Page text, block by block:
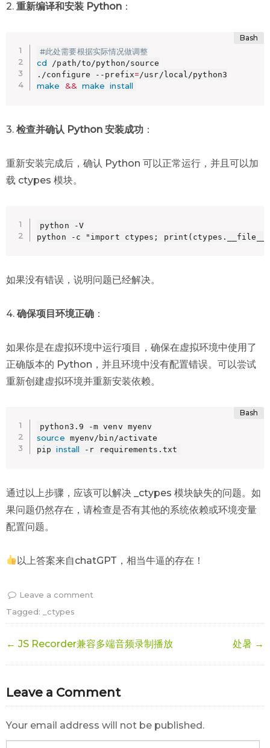
2. 重新编译和安装 Python ：
#此处需要根据实际情况做调整
cd /path/to/python/source
./configure --prefix=
make && make install
3. 检查并确认 Python 安装成功 ：
重新安装完成后，确认 Python 可以正常运行，并且可以加
载 ctypes 模块。
python -V
python -c "import ctypes;
如果没有错误，说明问题已经解决。
4. 确保项目环境正确 ：
如果你是在虚拟环境中运行项目，确保在虚拟环境中使用了
正确版本的 Python，并且环境中没有配置错误。可以尝试
重新创建虚拟环境并重新安装依赖。
source myenv/bin/activate
pip install -r requirements.txt
通过以上步骤，应该可以解决 _ctypes 模块缺失的问题。如
果问题仍然存在，请检查是否有其他的系统依赖或环境变量
配置问题。
以上答案来自chatGPT，相当牛逼的存在！
Leave a comment
Tagged:
_ctypes
← JS Recorder兼容多端音频录制播放 处暑 →
Leave a Comment
Your email address will not be published.